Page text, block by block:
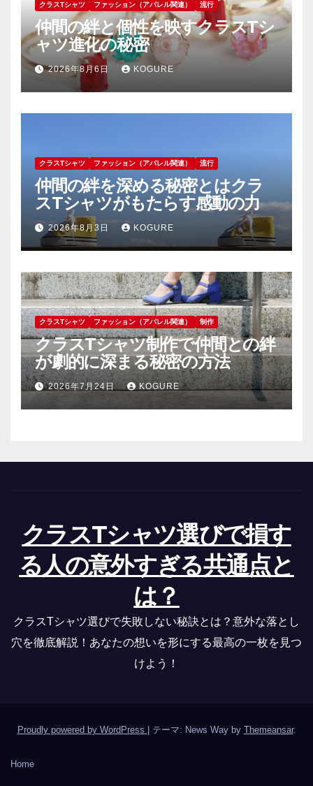
クラスTシャツ ファッション（アパレル関連） 流行
仲間の絆と個性を映すクラスTシ
ャツ進化の秘密
2026年8月6日 KOGURE
クラスTシャツ ファッション（アパレル関連） 流行
仲間の絆を深める秘密とはクラ
スTシャツがもたらす感動の力
2026年8月3日 KOGURE
クラスTシャツ ファッション（アパレル関連） 制作
クラスTシャツ制作で仲間との絆
が劇的に深まる秘密の方法
2026年7月24日 KOGURE
クラスTシャツ選びで損す
る人の意外すぎる共通点と
は？
クラスTシャツ選びで失敗しない秘訣とは？意外な落とし
穴を徹底解説！あなたの想いを形にする最高の一枚を見つ
けよう！
Proudly powered by WordPress テーマ: News Way by Themeansar.
Home